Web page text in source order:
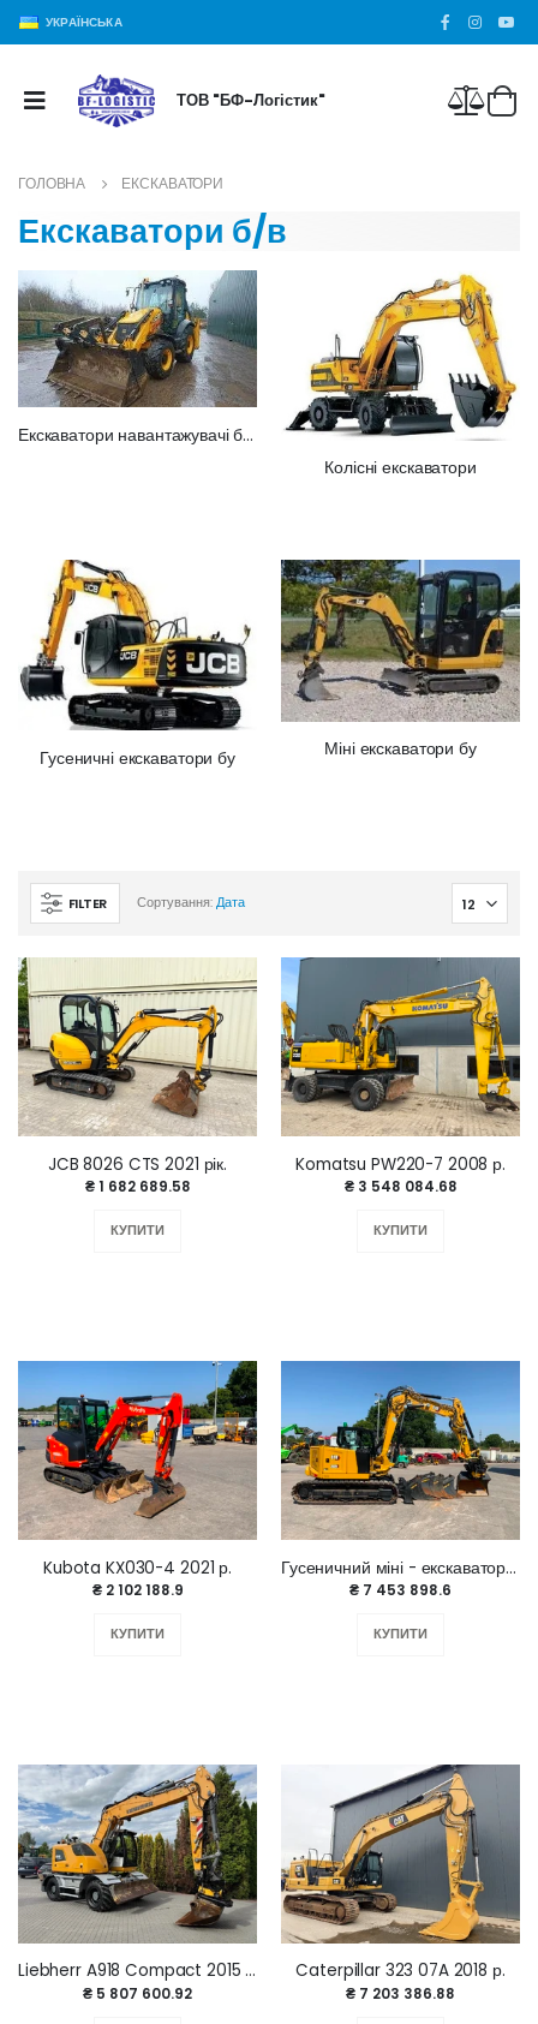
УКРАЇНСЬКА
ТОВ "БФ-Логістик"
ГОЛОВНА ЕКСКАВАТОРИ
Екскаватори б/в
Екскаватори навантажувачі б/в
Колісні екскаватори
Гусеничні екскаватори бу Міні екскаватори бу
FILTER Сортування:Дата
JCB 8026 CTS 2021 рік.
₴ 1 682 689.58
КУПИТИ
Komatsu PW220-7 2008 р.
₴ 3 548 084.68
КУПИТИ
Kubota KX030-4 2021 р.
₴ 2 102 188.9
КУПИТИ
Гусеничний міні - екскаватор CAT 309CR 2024 рік
₴ 7 453 898.6
КУПИТИ
Liebherr A918 Compact 2015 р.
₴ 5 807 600.92
Caterpillar 323 07A 2018 р.
₴ 7 203 386.88